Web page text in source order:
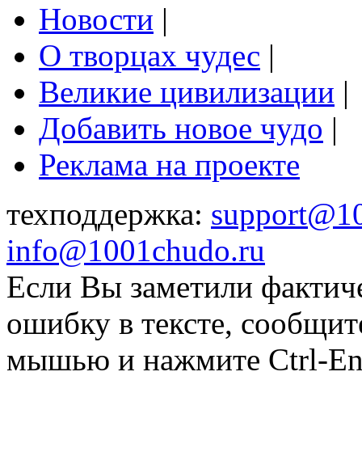
Новости |
О творцах чудес |
Великие цивилизации |
Добавить новое чудо |
Реклама на проекте
техподдержка:
info@1001chudo.ru
Если Вы заметили
ошибку в тексте,
мышью и нажмите Ctrl-